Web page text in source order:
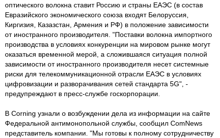
оптического волокна ставит Россию и страны ЕАЭС (в состав
Евразийского экономического союза входят Белоруссия,
Киргизия, Казазстан, Армения и РФ) в положение зависимости
от иностранного производителя. "Поставки волокна импортного
производства в условиях конкуренции на мировом рынке могут
оказаться временной мерой, а сложившаяся ситуация полной
зависимости от иностранного производителя несет системные
риски для телекоммуникационной отрасли ЕАЭС в условиях
цифровизации и разворачивания сетей стандарта 5G", -
предупреждают в пресс-службе госкорпорации.
В Corning узнали о возбуждении дела из информации на сайте
Федеральной антимонопольной службы, сообщил ComNews
представитель компании. "Мы готовы к полному сотрудничеству